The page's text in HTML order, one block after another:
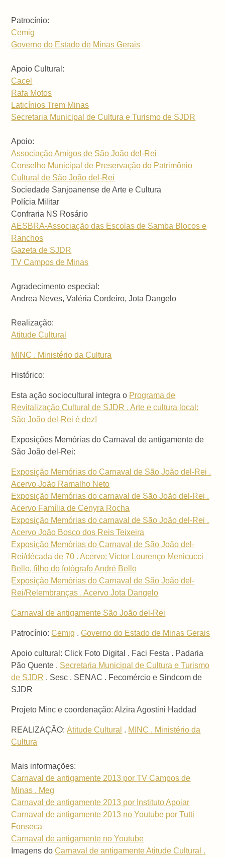
Patrocínio:
Cemig
Governo do Estado de Minas Gerais
Apoio Cultural:
Cacel
Rafa Motos
Laticínios Trem Minas
Secretaria Municipal de Cultura e Turismo de SJDR
Apoio:
Associação Amigos de São João del-Rei
Conselho Municipal de Preservação do Patrimônio
Cultural de São João del-Rei
Sociedade Sanjoanense de Arte e Cultura
Polícia Militar
Confraria NS Rosário
AESBRA-Associação das Escolas de Samba Blocos e
Ranchos
Gazeta de SJDR
TV Campos de Minas
Agradecimento especial:
Andrea Neves, Valéria Cordeiro, Jota Dangelo
Realização:
Atitude Cultural
MINC . Ministério da Cultura
Histórico:
Esta ação sociocultural integra o Programa de
Revitalização Cultural de SJDR . Arte e cultura local:
São João del-Rei é dez!
Exposições Memórias do Carnaval de antigamente de
São João del-Rei:
Exposição Memórias do Carnaval de São João del-Rei .
Acervo João Ramalho Neto
Exposição Memórias do carnaval de São João del-Rei .
Acervo Família de Cenyra Rocha
Exposição Memórias do carnaval de São João del-Rei .
Acervo João Bosco dos Reis Teixeira
Exposição Memórias do Carnaval de São João del-
Rei/década de 70 . Acervo: Victor Lourenço Menicucci
Bello, filho do fotógrafo André Bello
Exposição Memórias do Carnaval de São João del-
Rei/Relembranças . Acervo Jota Dangelo
Carnaval de antigamente São João del-Rei
Patrocínio:Cemig .Governo do Estado de Minas Gerais
Apoio cultural: Click Foto Digital . Faci Festa . Padaria
Pão Quente . Secretaria Municipal de Cultura e Turismo
de SJDR . Sesc . SENAC . Fecomércio e Sindcom de
SJDR
Projeto Minc e coordenação: Alzira Agostini Haddad
REALIZAÇÃO:Atitude Cultural . MINC . Ministério da
Cultura
Mais informações:
Carnaval de antigamente 2013 por TV Campos de
Minas . Meg
Carnaval de antigamente 2013 por Instituto Apoiar
Carnaval de antigamente 2013 no Youtube por Tutti
Fonseca
Carnaval de antigamente no Youtube
Imagens doCarnaval de antigamente Atitude Cultural .